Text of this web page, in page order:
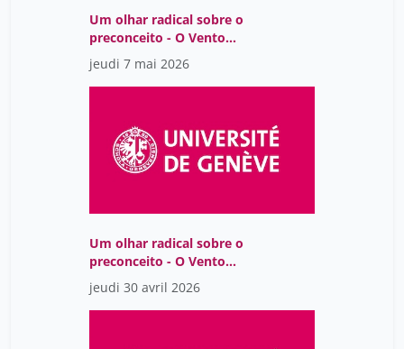
Um olhar radical sobre o
preconceito - O Vento
Assobiando nas Gruas,
de Lídia Jorge
jeudi 7 mai 2026
Um olhar radical sobre o
preconceito - O Vento
Assobiando nas Gruas,
de Lídia Jorge
jeudi 30 avril 2026